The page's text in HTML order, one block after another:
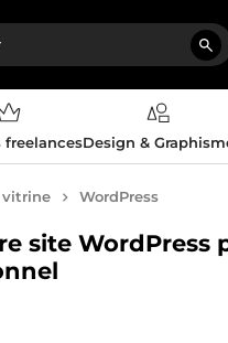
freelancesDesign &
vitrine WordPress
site WordPress